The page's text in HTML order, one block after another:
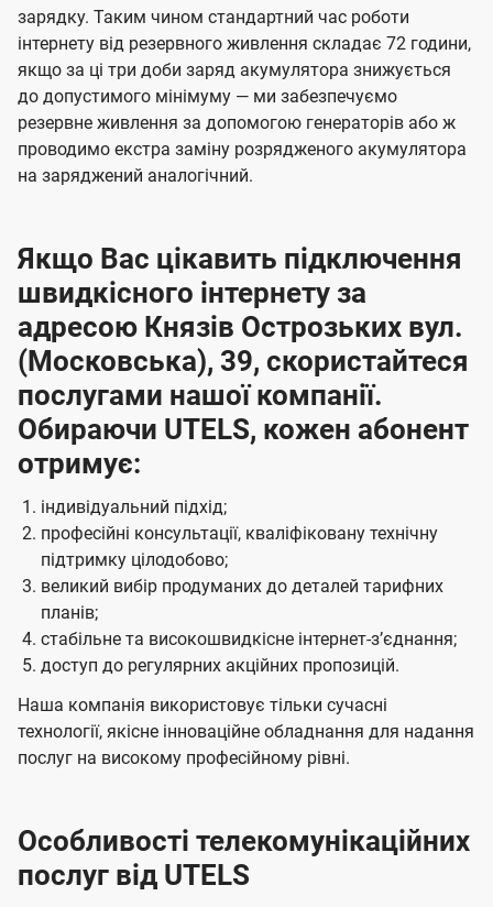
зарядку. Таким чином стандартний час роботи
інтернету від резервного живлення складає 72 години,
якщо за ці три доби заряд акумулятора знижується
до допустимого мінімуму — ми забезпечуємо
резервне живлення за допомогою генераторів або ж
проводимо екстра заміну розрядженого акумулятора
на заряджений аналогічний.
Якщо Вас цікавить підключення
швидкісного інтернету за
адресою Князів Острозьких вул.
(Московська), 39, скористайтеся
послугами нашої компанії.
Обираючи UTELS, кожен абонент
отримує:
індивідуальний підхід;
професійні консультації, кваліфіковану технічну
підтримку цілодобово;
великий вибір продуманих до деталей тарифних
планів;
стабільне та високошвидкісне інтернет-зʼєднання;
доступ до регулярних акційних пропозицій.
Наша компанія використовує тільки сучасні
технології, якісне інноваційне обладнання для надання
послуг на високому професійному рівні.
Особливості телекомунікаційних
послуг від UTELS